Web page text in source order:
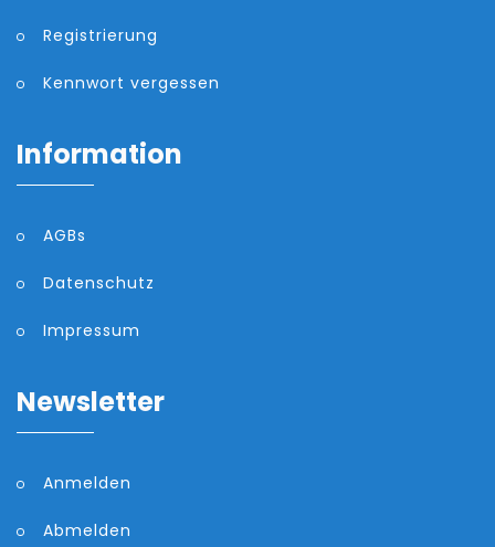
Registrierung
Kennwort vergessen
Information
AGBs
Datenschutz
Impressum
Newsletter
Anmelden
Abmelden